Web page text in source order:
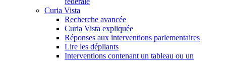
Curia Vista
Recherche avancée
Curia Vista expliquée
Réponses aux interventions parlementaires
Lire les dépliants
Interventions contenant un tableau ou un